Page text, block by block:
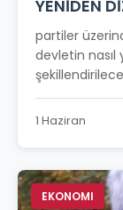
YENİDEN
partiler
devletin
1 Haziran
EKONOMI